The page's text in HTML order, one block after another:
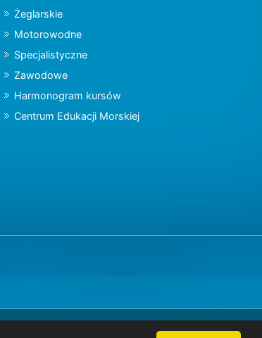
Żeglarskie
Motorowodne
Specjalistyczne
Zawodowe
Harmonogram kursów
Centrum Edukacji Morskiej